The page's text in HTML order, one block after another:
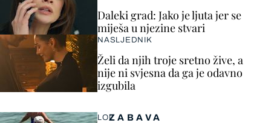
ZABAVA
LOL
Daleki grad: Jako je ljuta jer se
miješa u njezine stvari
NASLJEDNIK
Želi da njih troje sretno žive, a
nije ni svjesna da ga je odavno
izgubila